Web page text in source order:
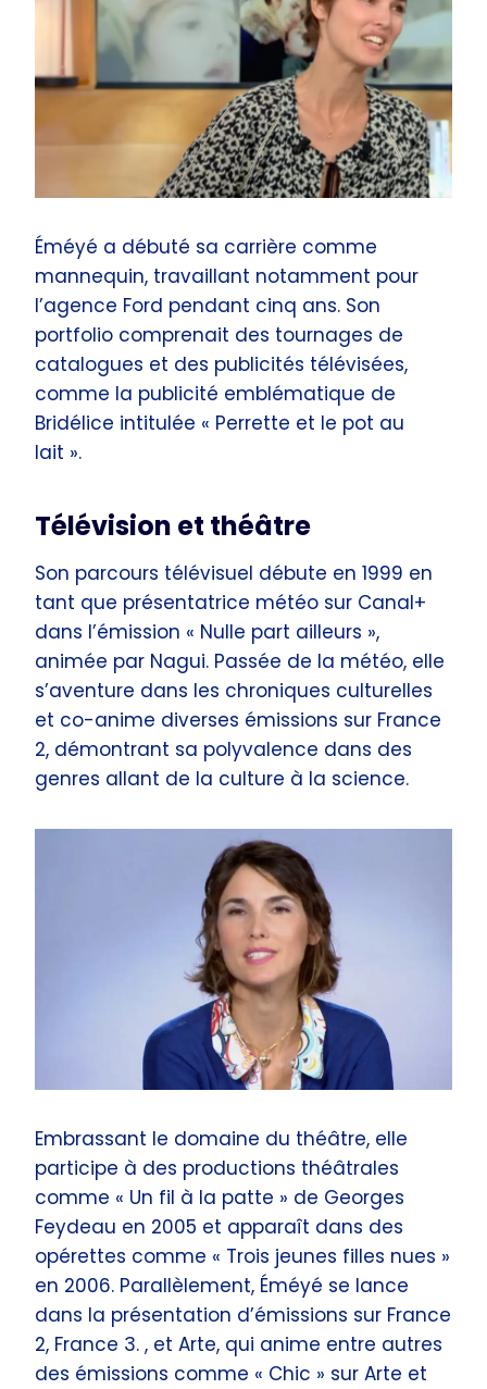
Éméyé a débuté sa carrière comme
mannequin, travaillant notamment pour
l’agence Ford pendant cinq ans. Son
portfolio comprenait des tournages de
catalogues et des publicités télévisées,
comme la publicité emblématique de
Bridélice intitulée « Perrette et le pot au
lait ».
Télévision et théâtre
Son parcours télévisuel débute en 1999 en
tant que présentatrice météo sur Canal+
dans l’émission « Nulle part ailleurs »,
animée par Nagui. Passée de la météo, elle
s’aventure dans les chroniques culturelles
et co-anime diverses émissions sur France
2, démontrant sa polyvalence dans des
genres allant de la culture à la science.
Embrassant le domaine du théâtre, elle
participe à des productions théâtrales
comme « Un fil à la patte » de Georges
Feydeau en 2005 et apparaît dans des
opérettes comme « Trois jeunes filles nues »
en 2006. Parallèlement, Éméyé se lance
dans la présentation d’émissions sur France
2, France 3. , et Arte, qui anime entre autres
des émissions comme « Chic » sur Arte et